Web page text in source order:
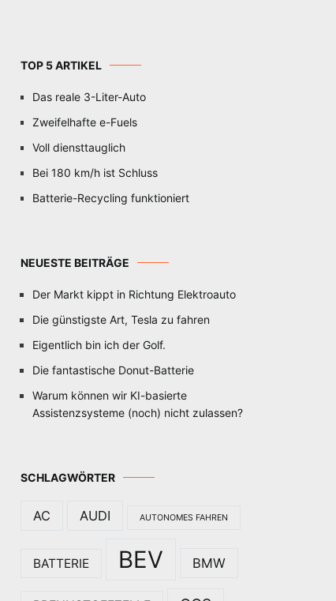
TOP 5 ARTIKEL
Das reale 3-Liter-Auto
Zweifelhafte e-Fuels
Voll diensttauglich
Bei 180 km/h ist Schluss
Batterie-Recycling funktioniert
NEUESTE BEITRÄGE
Der Markt kippt in Richtung Elektroauto
Die günstigste Art, Tesla zu fahren
Eigentlich bin ich der Golf.
Die fantastische Donut-Batterie
Warum können wir KI-basierte
Assistenzsysteme (noch) nicht zulassen?
SCHLAGWÖRTER
AC AUDI AUTONOMES FAHREN
BATTERIE BEV BMW